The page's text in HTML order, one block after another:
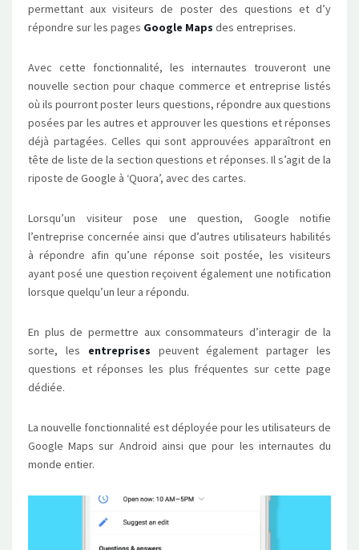
permettant aux visiteurs de poster des questions et d’y
répondre sur les pages Google Maps des entreprises.
Avec cette fonctionnalité, les internautes trouveront une
nouvelle section pour chaque commerce et entreprise listés
où ils pourront poster leurs questions, répondre aux questions
posées par les autres et approuver les questions et réponses
déjà partagées. Celles qui sont approuvées apparaîtront en
tête de liste de la section questions et réponses. Il s’agit de la
riposte de Google à ‘Quora’, avec des cartes.
Lorsqu’un visiteur pose une question, Google notifie
l’entreprise concernée ainsi que d’autres utilisateurs habilités
à répondre afin qu’une réponse soit postée, les visiteurs
ayant posé une question reçoivent également une notification
lorsque quelqu’un leur a répondu.
En plus de permettre aux consommateurs d’interagir de la
sorte, les entreprises peuvent également partager les
questions et réponses les plus fréquentes sur cette page
dédiée.
La nouvelle fonctionnalité est déployée pour les utilisateurs de
Google Maps sur Android ainsi que pour les internautes du
monde entier.